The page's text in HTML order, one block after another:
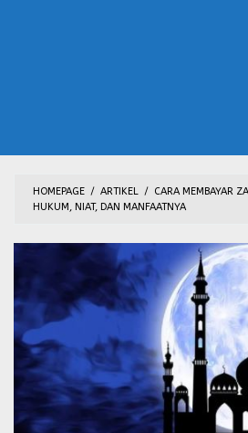
HOMEPAGE / ARTIKEL / CARA MEMBAYAR
HUKUM, NIAT, DAN MANFAATNYA